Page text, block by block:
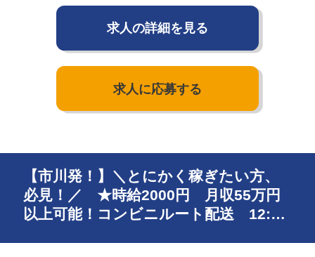
求人の詳細を見る
求人に応募する
【市川発！】＼とにかく稼ぎたい方、
必見！／ ★時給2000円 月収55万円
以上可能！コンビニルート配送 12:00